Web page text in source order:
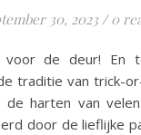
30, 2023 / 0
traditie van trick-
de harten van
door de lieflijke